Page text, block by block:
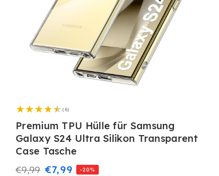
in
öffnen
(6)
insgesamt
Premium TPU Hülle für Samsung
Galaxy S24 Ultra Silikon Transparent
Case Tasche
Normaler
€9,99 Verkaufspreis
€7,99 -20%